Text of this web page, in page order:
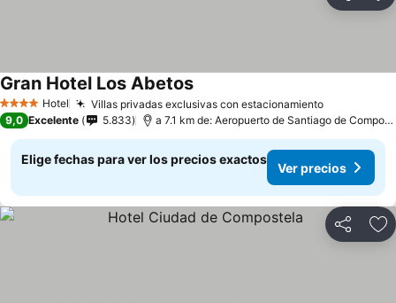
4 EstrellasHotel Villas privadas exclusivas con estacionamiento
Gran Hotel Los Abetos
9,0 Excelente 5.833 a 7.1 km de: Aeropuerto de Santiago de Compostela
Elige fechas para ver los precios exactos
Ver precios
Compartir